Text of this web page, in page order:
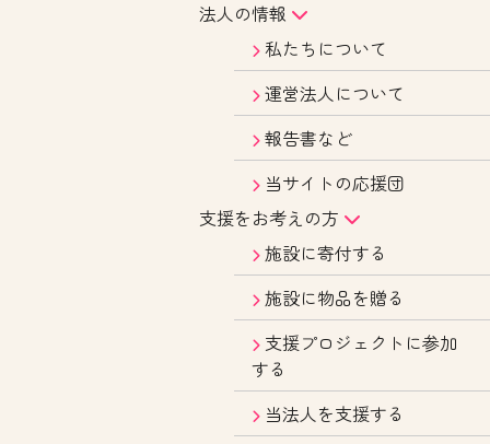
法人の情報
私たちについて
運営法人について
報告書など
当サイトの応援団
支援をお考えの方
施設に寄付する
施設に物品を贈る
支援プロジェクトに参加
する
当法人を支援する